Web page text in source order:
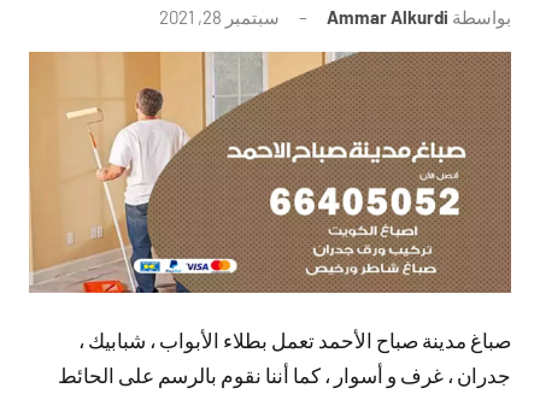
بواسطة Ammar Alkurdi سبتمبر 28, 2021
توجد
صباغ مدينة صباح الأحمد تعمل بطلاء الأبواب ، شبابيك ،
جدران ، غرف و أسوار ، كما أننا نقوم بالرسم على الحائط